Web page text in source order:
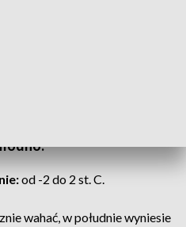
od -2 do 2 st. C.
wahać, w południe wyniesie